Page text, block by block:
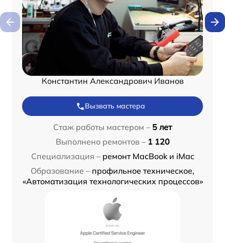
Константин Александрович Иванов
Вызвать мастера
Стаж работы мастером – 5 лет
Выполнено ремонтов – 1 120
Специализация – ремонт MacBook и iMac
Образование – профильное техническое,
«Автоматизация технологических процессов»